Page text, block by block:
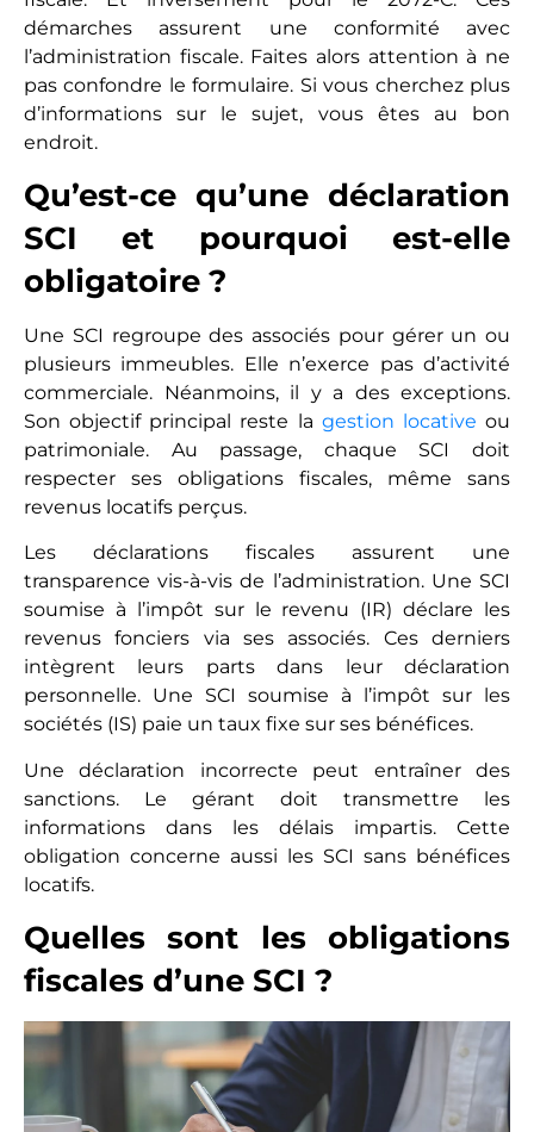
démarches assurent une conformité avec
l’administration fiscale. Faites alors attention à ne
pas confondre le formulaire. Si vous cherchez plus
d’informations sur le sujet, vous êtes au bon
endroit.
Qu’est-ce qu’une déclaration
SCI et pourquoi est-elle
obligatoire ?
Une SCI regroupe des associés pour gérer un ou
plusieurs immeubles. Elle n’exerce pas d’activité
commerciale. Néanmoins, il y a des exceptions.
Son objectif principal reste la gestion locative ou
patrimoniale. Au passage, chaque SCI doit
respecter ses obligations fiscales, même sans
revenus locatifs perçus.
Les déclarations fiscales assurent une
transparence vis-à-vis de l’administration. Une SCI
soumise à l’impôt sur le revenu (IR) déclare les
revenus fonciers via ses associés. Ces derniers
intègrent leurs parts dans leur déclaration
personnelle. Une SCI soumise à l’impôt sur les
sociétés (IS) paie un taux fixe sur ses bénéfices.
Une déclaration incorrecte peut entraîner des
sanctions. Le gérant doit transmettre les
informations dans les délais impartis. Cette
obligation concerne aussi les SCI sans bénéfices
locatifs.
Quelles sont les obligations
fiscales d’une SCI ?